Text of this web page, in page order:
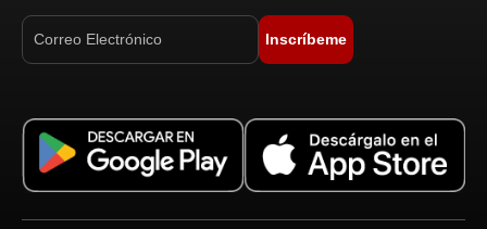
Inscríbeme